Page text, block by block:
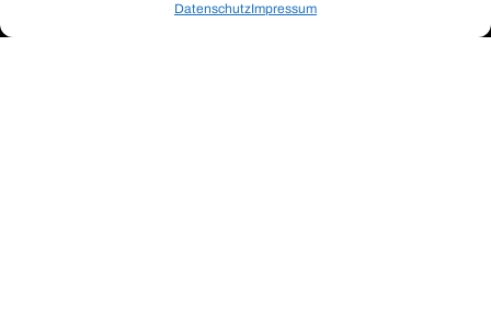
DatenschutzImpressum